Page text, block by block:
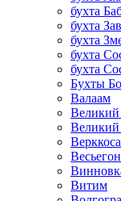
бухта
бухта
бухта
бухта
бухта
Бухты
Валаам
Великий
Витим